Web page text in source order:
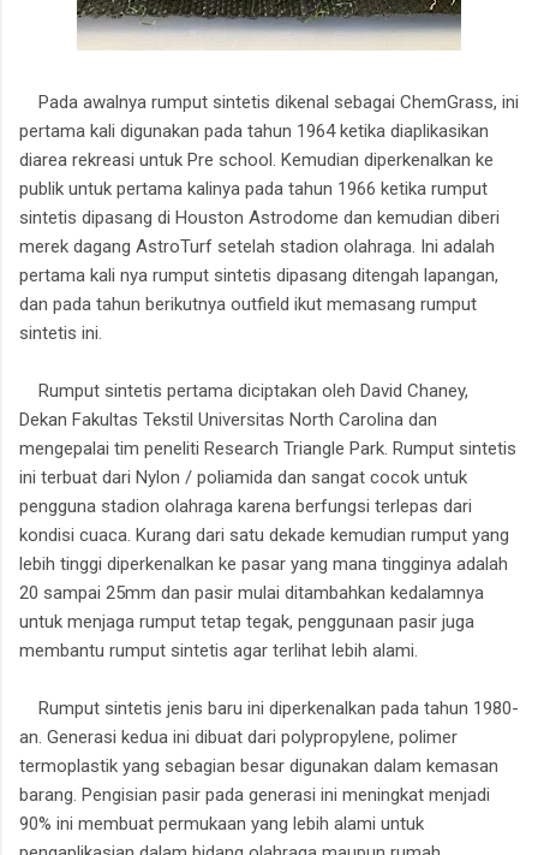
Pada awalnya rumput sintetis dikenal sebagai ChemGrass, ini
pertama kali digunakan pada tahun 1964 ketika diaplikasikan
diarea rekreasi untuk Pre school. Kemudian diperkenalkan ke
publik untuk pertama kalinya pada tahun 1966 ketika rumput
sintetis dipasang di Houston Astrodome dan kemudian diberi
merek dagang AstroTurf setelah stadion olahraga. Ini adalah
pertama kali nya rumput sintetis dipasang ditengah lapangan,
dan pada tahun berikutnya outfield ikut memasang rumput
sintetis ini.
Rumput sintetis pertama diciptakan oleh David Chaney,
Dekan Fakultas Tekstil Universitas North Carolina dan
mengepalai tim peneliti Research Triangle Park. Rumput sintetis
ini terbuat dari Nylon / poliamida dan sangat cocok untuk
pengguna stadion olahraga karena berfungsi terlepas dari
kondisi cuaca. Kurang dari satu dekade kemudian rumput yang
lebih tinggi diperkenalkan ke pasar yang mana tingginya adalah
20 sampai 25mm dan pasir mulai ditambahkan kedalamnya
untuk menjaga rumput tetap tegak, penggunaan pasir juga
membantu rumput sintetis agar terlihat lebih alami.
Rumput sintetis jenis baru ini diperkenalkan pada tahun 1980-
an. Generasi kedua ini dibuat dari polypropylene, polimer
termoplastik yang sebagian besar digunakan dalam kemasan
barang. Pengisian pasir pada generasi ini meningkat menjadi
90% ini membuat permukaan yang lebih alami untuk